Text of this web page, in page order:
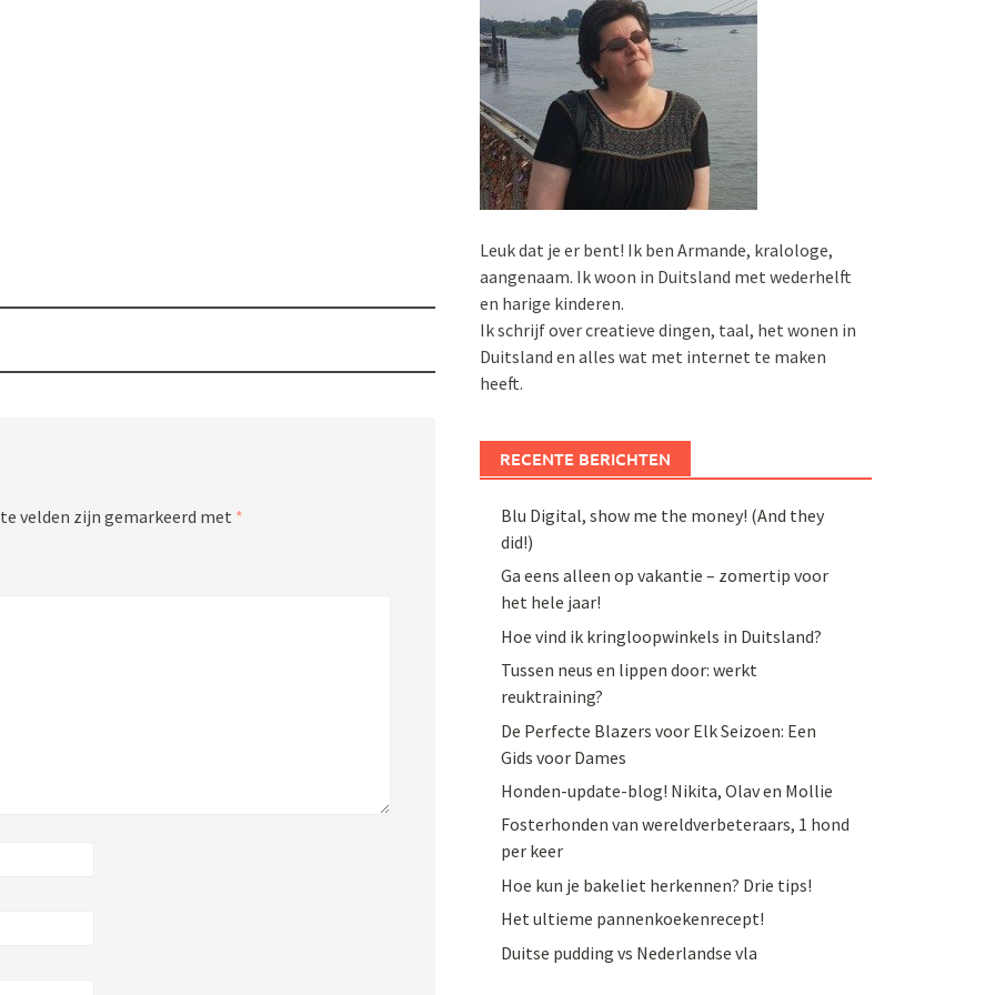
velden zijn gemarkeerd met *
Leuk dat je er bent! Ik ben Armande, kralologe,
aangenaam. Ik woon in Duitsland met wederhelft
en harige kinderen.
Ik schrijf over creatieve dingen, taal, het wonen in
Duitsland en alles wat met internet te maken
heeft.
RECENTE BERICHTEN
Blu Digital, show me the money! (And they
did!)
Ga eens alleen op vakantie – zomertip voor
het hele jaar!
Hoe vind ik kringloopwinkels in Duitsland?
Tussen neus en lippen door: werkt
reuktraining?
De Perfecte Blazers voor Elk Seizoen: Een
Gids voor Dames
Honden-update-blog! Nikita, Olav en Mollie
Fosterhonden van wereldverbeteraars, 1 hond
per keer
Hoe kun je bakeliet herkennen? Drie tips!
Het ultieme pannenkoekenrecept!
Duitse pudding vs Nederlandse vla